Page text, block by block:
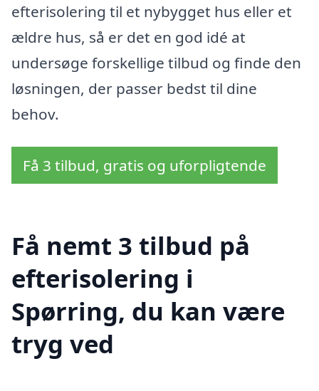
efterisolering til et nybygget hus eller et
ældre hus, så er det en god idé at
undersøge forskellige tilbud og finde den
løsningen, der passer bedst til dine
behov.
Få 3 tilbud, gratis og uforpligtende
Få nemt 3 tilbud på
efterisolering i
Spørring, du kan være
tryg ved